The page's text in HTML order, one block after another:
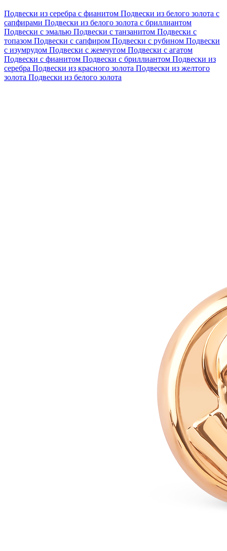
Подвески из серебра с фианитом Подвески из белого золота с
сапфирами Подвески из белого золота с бриллиантом
Подвески с эмалью Подвески с танзанитом Подвески с
топазом Подвески с сапфиром Подвески с рубином Подвески
с изумрудом Подвески с жемчугом Подвески с агатом
Подвески с фианитом Подвески с бриллиантом Подвески из
серебра Подвески из красного золота Подвески из желтого
золота Подвески из белого золота